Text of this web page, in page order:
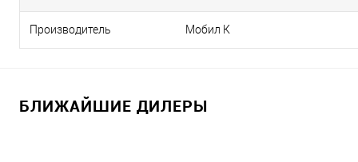
Производитель Мобил К
БЛИЖАЙШИЕ ДИЛЕРЫ